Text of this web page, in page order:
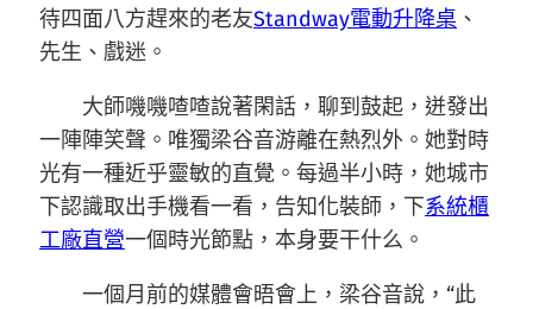
待四面八方趕來的老友Standway電動升降桌 、
先生、戲迷。
大師嘰嘰喳喳說著閑話，聊到鼓起，迸發出
一陣陣笑聲。唯獨梁谷音游離在熱烈外。她對時
光有一種近乎靈敏的直覺。每過半小時，她城市
下認識取出手機看一看，告知化裝師，下系統櫃
工廠直營一個時光節點，本身要干什么。
一個月前的媒體會晤會上，梁谷音說，“此